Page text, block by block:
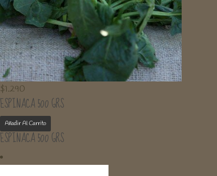
$1.290
ESPINACA 500 GRS
Añadir Al Carrito
ESPINACA 500 GRS